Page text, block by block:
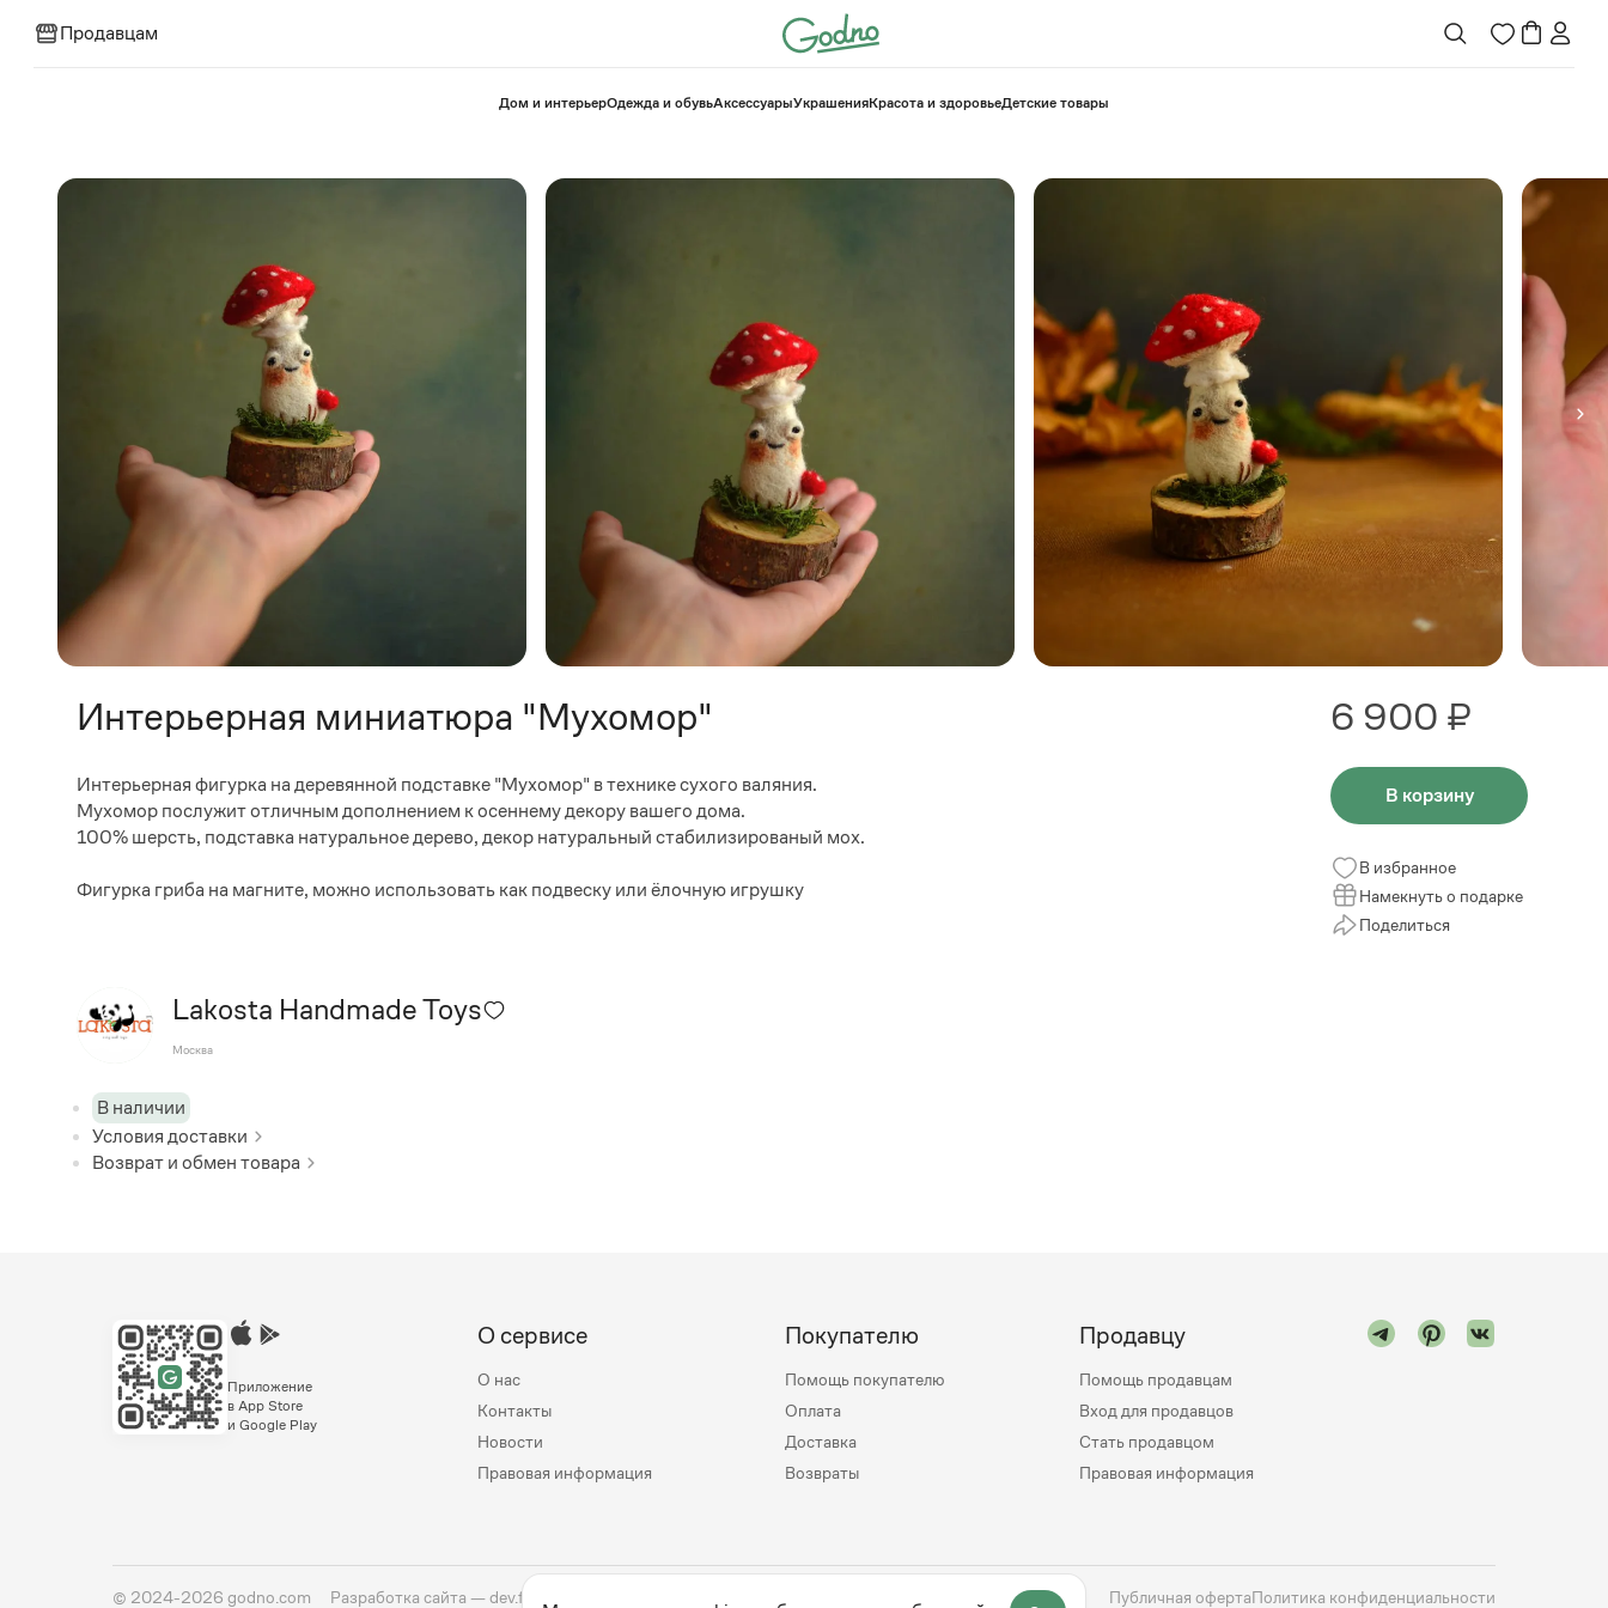
Продавцам
⁠Дом и интерьерОдежда и обувьАксессуарыУкрашенияКрасота и здоровье⁠Детские товары
Интерьерная миниатюра "Мухомор"
Интерьерная фигурка на деревянной подставке "Мухомор" в технике сухого валяния.
Мухомор послужит отличным дополнением к осеннему декору вашего дома.
100% шерсть, подставка натуральное дерево, декор натуральный стабилизированый мох.
Фигурка гриба на магните, можно использовать как подвеску или ёлочную игрушку
Lakosta Handmade Toys
Москва
В наличии
Условия доставки
Возврат и обмен товара
6 900 ₽
В корзину
В избранное
Намекнуть о подарке
Поделиться
Приложение
в App Store
и Google Play
О сервисе
О нас
Контакты
Новости
Правовая информация
Покупателю
Помощь покупателю
Оплата
Доставка
Возвраты
Продавцу
Помощь продавцам
Вход для продавцов
Стать продавцом
Правовая информация
© 2024-2026 godno.com Разработка сайта —dev.family Публичная офертаПолитика конфиденциальности